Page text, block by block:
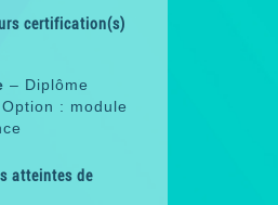
certification(s)
– Diplôme
: module
atteintes de